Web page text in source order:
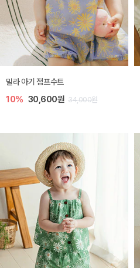
밀라 아기 점프수트
10% 30,600원 34,000원